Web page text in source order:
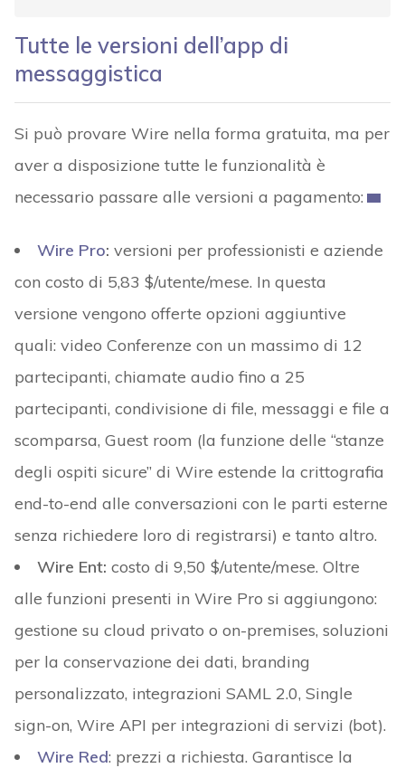
Tutte le versioni dell’app di
messaggistica
Si può provare Wire nella forma gratuita, ma per
aver a disposizione tutte le funzionalità è
necessario passare alle versioni a pagamento:
Wire Pro: versioni per professionisti e aziende
con costo di 5,83 $/utente/mese. In questa
versione vengono offerte opzioni aggiuntive
quali: video Conferenze con un massimo di 12
partecipanti, chiamate audio fino a 25
partecipanti, condivisione di file, messaggi e file a
scomparsa, Guest room (la funzione delle “stanze
degli ospiti sicure” di Wire estende la crittografia
end-to-end alle conversazioni con le parti esterne
senza richiedere loro di registrarsi) e tanto altro.
Wire Ent: costo di 9,50 $/utente/mese. Oltre
alle funzioni presenti in Wire Pro si aggiungono:
gestione su cloud privato o on-premises, soluzioni
per la conservazione dei dati, branding
personalizzato, integrazioni SAML 2.0, Single
sign-on, Wire API per integrazioni di servizi (bot).
Wire Red: prezzi a richiesta. Garantisce la